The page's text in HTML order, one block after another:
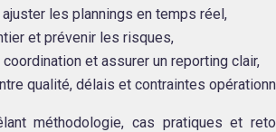
les plannings en temps réel,
et prévenir les risques,
et assurer un reporting clair,
qualité, délais et contraintes
méthodologie, cas pratiques et